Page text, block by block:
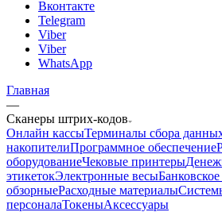
Вконтакте
Telegram
Viber
Viber
WhatsApp
Главная
—
Сканеры штрих-кодов
Онлайн кассыТерминалы сбора
накопителиПрограммное обеспечение
оборудованиеЧековые принтеры
этикетокЭлектронные весы
обзорныеРасходные материалы
персоналаТокеныАксессуары